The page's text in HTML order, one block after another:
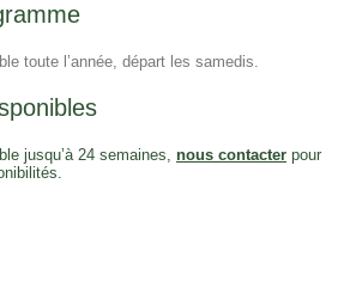
toute l’année, départ les samedis.
jusqu’à 24 semaines, nous contacter pour